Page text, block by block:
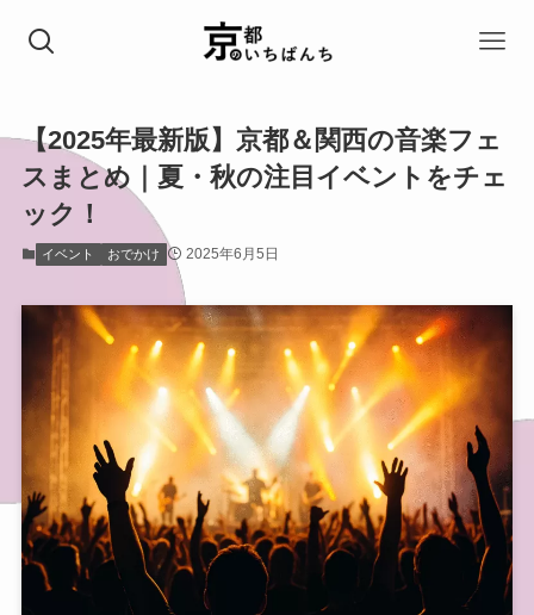
【2025年最新版】京都＆関西の音楽フェ
スまとめ｜夏・秋の注目イベントをチェ
ック！
イベント おでかけ 2025年6月5日